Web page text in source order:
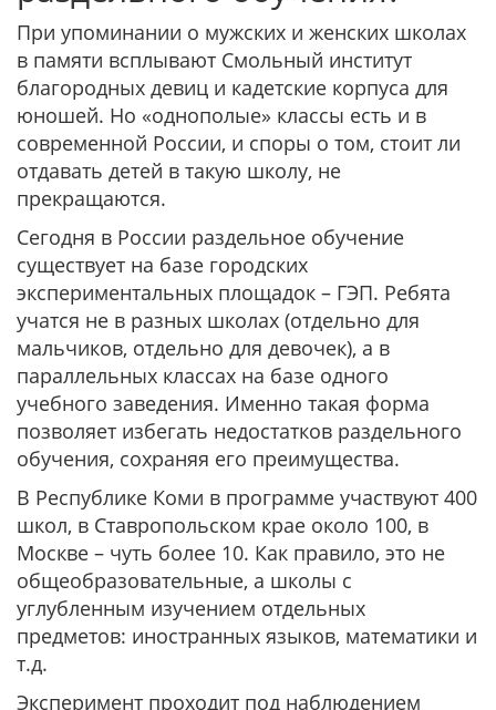
При упоминании о мужских и женских школах
в памяти всплывают Смольный институт
благородных девиц и кадетские корпуса для
юношей. Но «однополые» классы есть и в
современной России, и споры о том, стоит ли
отдавать детей в такую школу, не
прекращаются.
Сегодня в России раздельное обучение
существует на базе городских
экспериментальных площадок – ГЭП. Ребята
учатся не в разных школах (отдельно для
мальчиков, отдельно для девочек), а в
параллельных классах на базе одного
учебного заведения. Именно такая форма
позволяет избегать недостатков раздельного
обучения, сохраняя его преимущества.
В Республике Коми в программе участвуют 400
школ, в Ставропольском крае около 100, в
Москве – чуть более 10. Как правило, это не
общеобразовательные, а школы с
углубленным изучением отдельных
предметов: иностранных языков, математики и
т.д.
Эксперимент проходит под наблюдением